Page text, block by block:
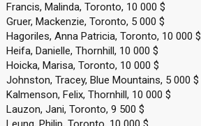
Francis, Malinda, Toronto, 10 000 $
Gruer, Mackenzie, Toronto, 5 000 $
Hagoriles, Anna Patricia, Toronto, 10 000 $
Heifa, Danielle, Thornhill, 10 000 $
Hoicka, Marisa, Toronto, 10 000 $
Johnston, Tracey, Blue Mountains, 5 000 $
Kalmenson, Felix, Thornhill, 10 000 $
Lauzon, Jani, Toronto, 9 500 $